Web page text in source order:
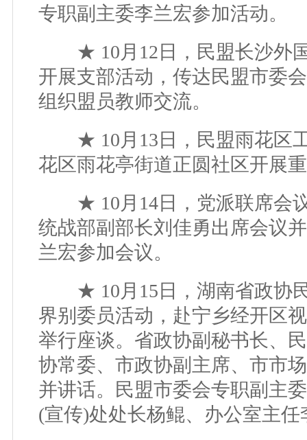
专职副主委李兰宏参加活动。
★ 10月12日，民盟长沙外国
开展支部活动，传达民盟市委
组织盟员教师交流。
★ 10月13日，民盟雨花区工
花区雨花亭街道正圆社区开展
★ 10月14日，党派联席会议
统战部副部长刘佳勇出席会议
兰宏参加会议。
★ 10月15日，湖南省政协民
界别委员活动，赴宁乡经开区
举行座谈。省政协副秘书长、
协常委、市政协副主席、市市
并讲话。民盟市委会专职副主
(宣传)处处长杨鲲、办公室主